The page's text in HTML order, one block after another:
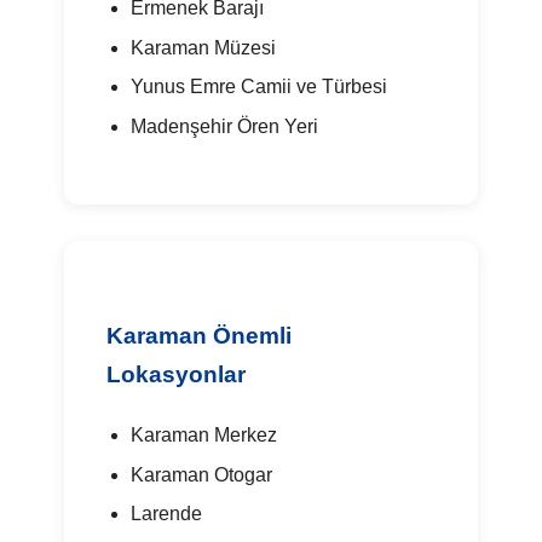
Ermenek Barajı
Karaman Müzesi
Yunus Emre Camii ve Türbesi
Madenşehir Ören Yeri
Karaman Önemli
Lokasyonlar
Karaman Merkez
Karaman Otogar
Larende